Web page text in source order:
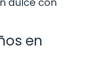
en